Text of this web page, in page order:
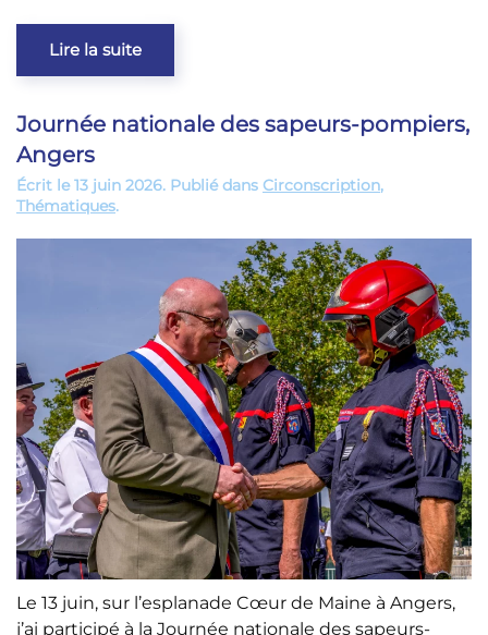
Lire la suite
Journée nationale des sapeurs-pompiers,
Angers
Écrit le13 juin 2026. Publié dans Circonscription,
Thématiques.
Le 13 juin, sur l’esplanade Cœur de Maine à Angers,
j’ai participé à la Journée nationale des sapeurs-